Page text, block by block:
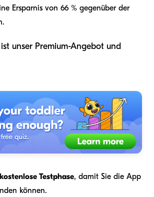
Ersparnis von 66 % gegenüber der
unser Premium-Angebot und
Testphase, damit Sie die App
können.